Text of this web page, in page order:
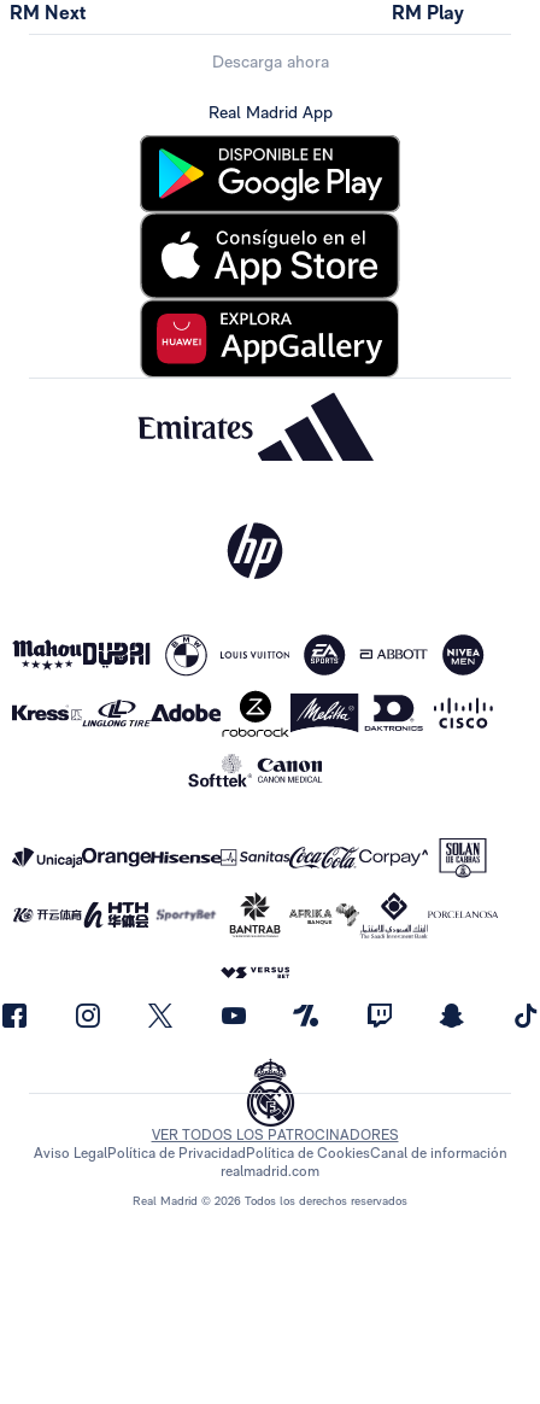
RM Next RM Play
Descarga ahora
Real Madrid App
Real Madrid © 2026 Todos los derechos reservados
VER TODOS LOS PATROCINADORES
Aviso LegalPolítica de Privacidad Política de CookiesCanal de información
realmadrid.com